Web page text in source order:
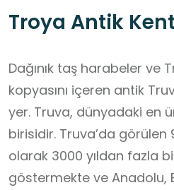
Troya Antik
Dağınık taş harabeler ve
kopyasını içeren antik
yer. Truva, dünyadaki en
birisidir. Truva’da
olarak 3000 yıldan fazla
göstermekte ve Anadolu,